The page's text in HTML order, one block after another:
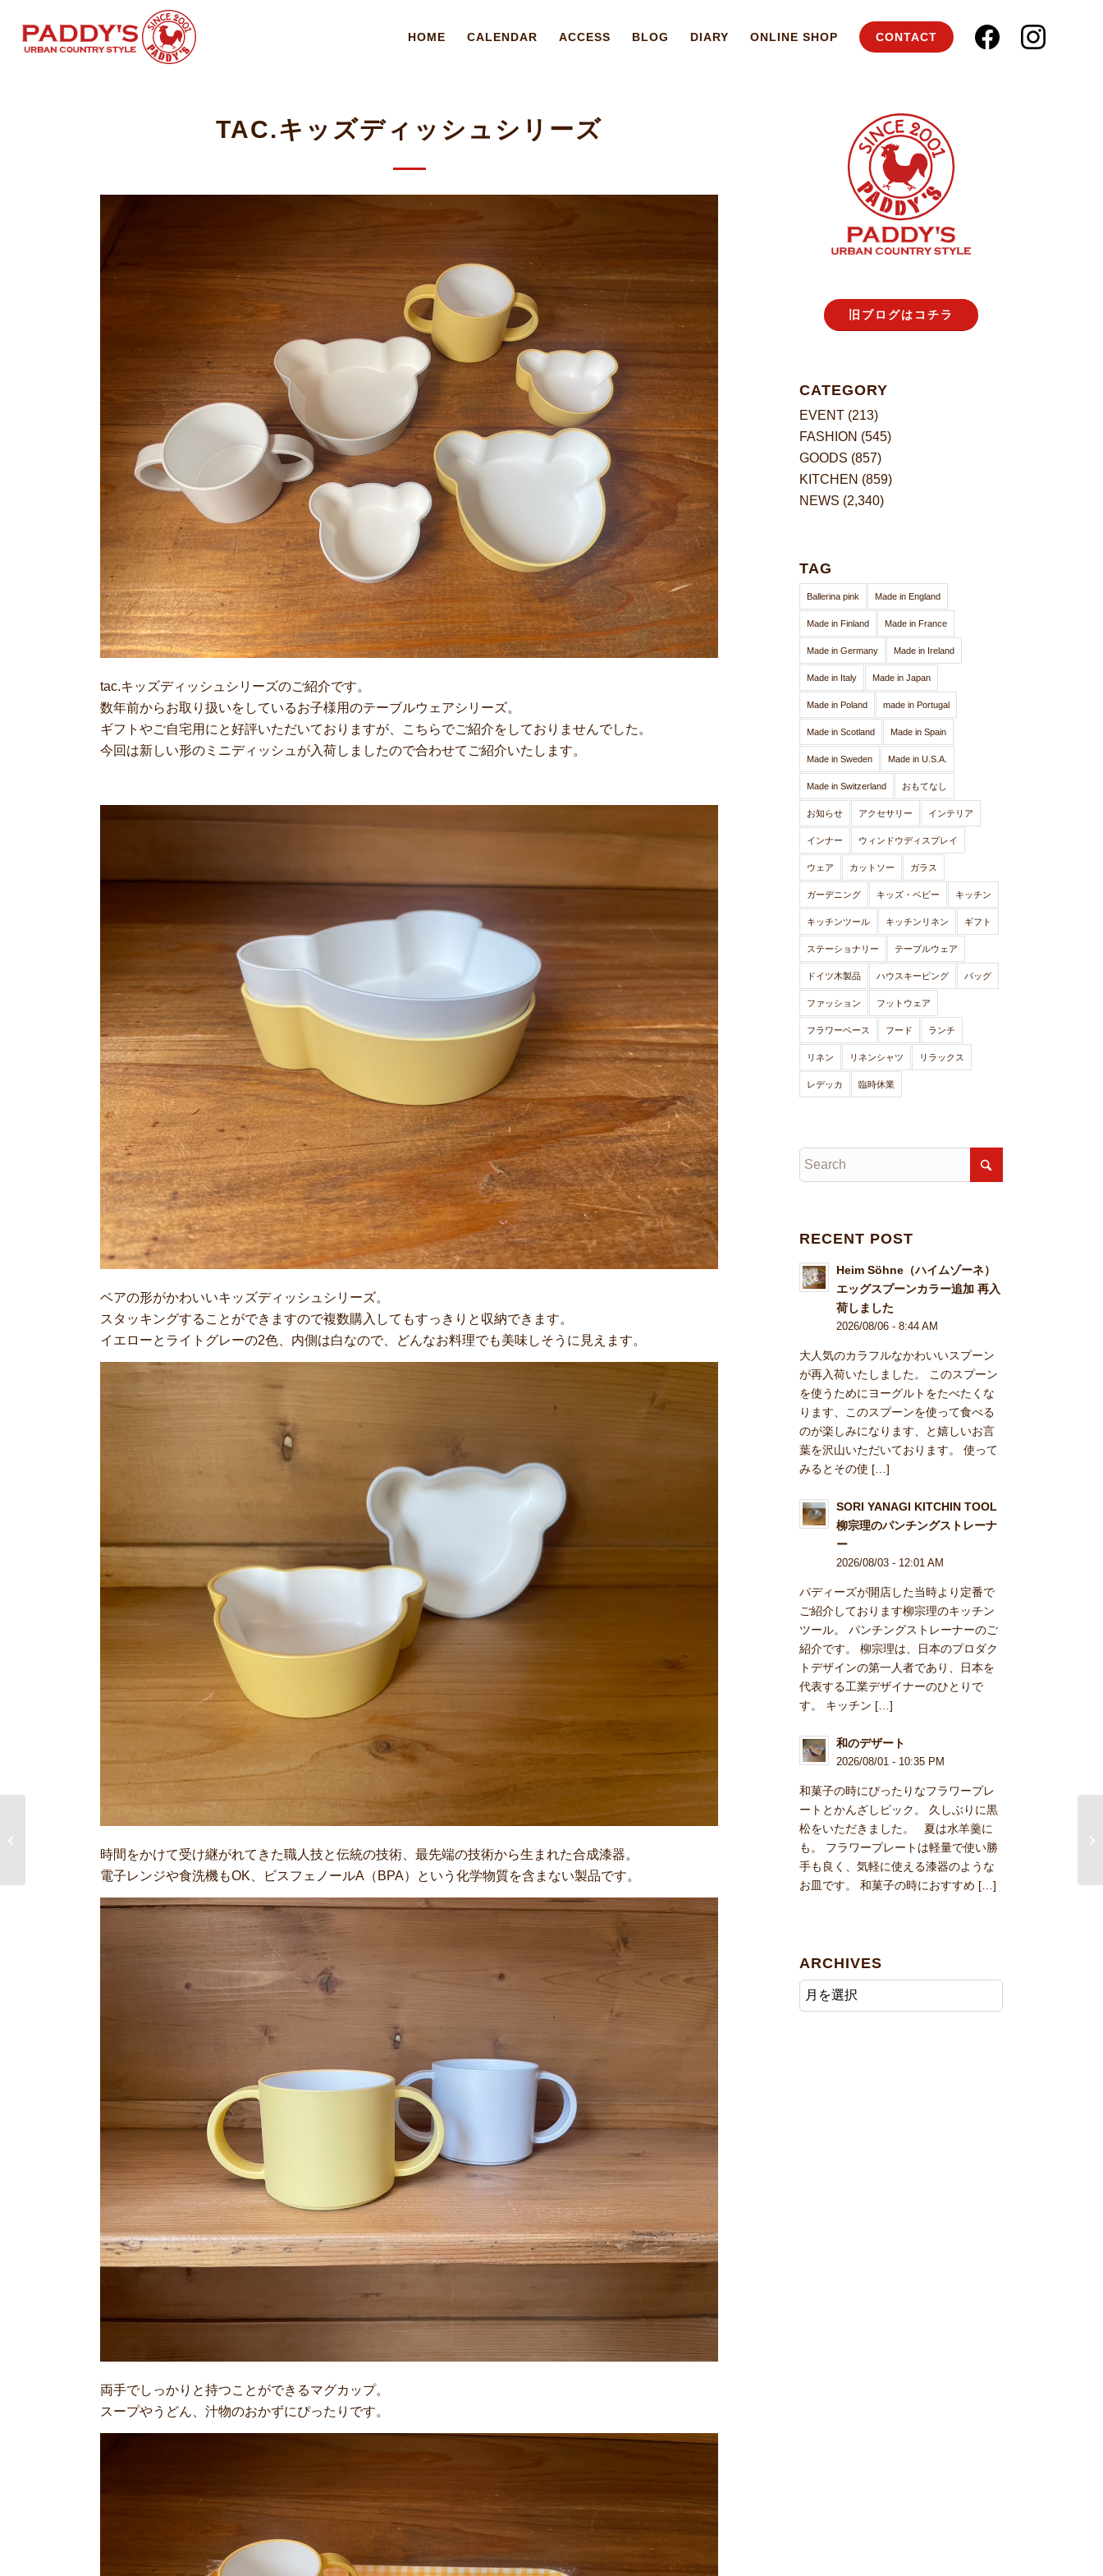
HOME CALENDAR ACCESS BLOG DIARY ONLINE SHOP CONTACT
TAC.キッズディッシュシリーズ
tac.キッズディッシュシリーズのご紹介です。
数年前からお取り扱いをしているお子様用のテーブルウェアシリーズ。
ギフトやご自宅用にと好評いただいておりますが、こちらでご紹介をしておりませんでした。
今回は新しい形のミニディッシュが入荷しましたので合わせてご紹介いたします。
ベアの形がかわいいキッズディッシュシリーズ。
スタッキングすることができますので複数購入してもすっきりと収納できます。
イエローとライトグレーの2色、内側は白なので、どんなお料理でも美味しそうに見えます。
時間をかけて受け継がれてきた職人技と伝統の技術、最先端の技術から生まれた合成漆器。
電子レンジや食洗機もOK、ビスフェノールA（BPA）という化学物質を含まない製品です。
両手でしっかりと持つことができるマグカップ。
スープやうどん、汁物のおかずにぴったりです。
旧ブログはコチラ
CATEGORY
EVENT (213)
FASHION (545)
GOODS (857)
KITCHEN (859)
NEWS (2,340)
TAG
Ballerina pink Made in England
Made in Finland Made in France
Made in Germany Made in Ireland
Made in Italy Made in Japan
Made in Poland made in Portugal
Made in Scotland Made in Spain
Made in Sweden Made in U.S.A.
Made in Switzerland おもてなし
お知らせ アクセサリー インテリア
インナー ウィンドウディスプレイ
ウェア カットソー ガラス
ガーデニング キッズ・ベビー キッチン
キッチンツール キッチンリネン ギフト
ステーショナリー テーブルウェア
ドイツ木製品 ハウスキーピング バッグ
ファッション フットウェア
フラワーベース フード ランチ
リネン リネンシャツ リラックス
レデッカ 臨時休業
RECENT POST
Heim Söhne（ハイムゾーネ）
エッグスプーンカラー追加 再入
荷しました
2026/08/06 - 8:44 AM
大人気のカラフルなかわいいスプーン
が再入荷いたしました。 このスプーン
を使うためにヨーグルトをたべたくな
ります、このスプーンを使って食べる
のが楽しみになります、と嬉しいお言
葉を沢山いただいております。 使って
みるとその使 […]
SORI YANAGI KITCHIN TOOL
柳宗理のパンチングストレーナ
ー
2026/08/03 - 12:01 AM
パディーズが開店した当時より定番で
ご紹介しております柳宗理のキッチン
ツール。 パンチングストレーナーのご
紹介です。 柳宗理は、日本のプロダク
トデザインの第一人者であり、日本を
代表する工業デザイナーのひとりで
す。 キッチン […]
和のデザート
2026/08/01 - 10:35 PM
和菓子の時にぴったりなフラワープレ
ートとかんざしピック。 久しぶりに黒
松をいただきました。 夏は水羊羹に
も。 フラワープレートは軽量で使い勝
手も良く、気軽に使える漆器のような
お皿です。 和菓子の時におすすめ […]
ARCHIVES